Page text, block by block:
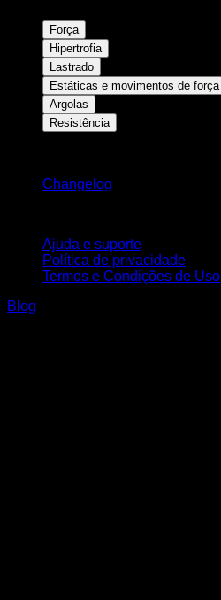
Força
Hipertrofia
Lastrado
Estáticas e movimentos de força
Argolas
Resistência
Changelog
Ajuda e suporte
Política de privacidade
Termos e Condições de Uso
Blog